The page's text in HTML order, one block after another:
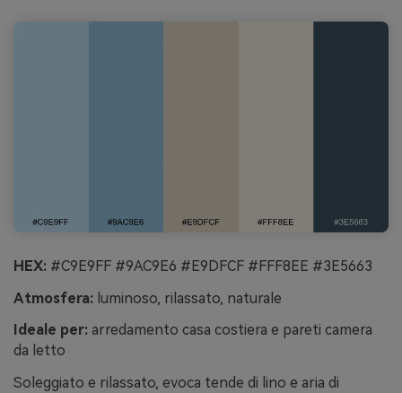
HEX: #C9E9FF #9AC9E6 #E9DFCF #FFF8EE #3E5663
Atmosfera: luminoso, rilassato, naturale
Ideale per: arredamento casa costiera e pareti camera
da letto
Soleggiato e rilassato, evoca tende di lino e aria di